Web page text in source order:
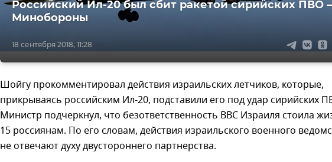
18 сентября 2018, 11:28
Российский Ил-20 был сбит ракетой сирийских ПВО –
Минобороны
Шойгу прокомментировал действия израильских летчиков, которые,
прикрываясь российским Ил-20, подставили его под удар сирийских
Министр подчеркнул, что безответственность ВВС Израиля стоила
15 россиянам. По его словам, действия израильского военного
не отвечают духу двустороннего партнерства.